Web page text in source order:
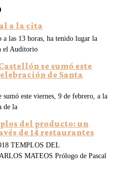
a la cita
a las 13 horas, ha tenido lugar la
el Auditorio
se sumó este
de Santa
este viernes, 9 de febrero, a la
de la
del producto: un
de 14 restaurantes
TEMPLOS DEL
MATEOS Prólogo de Pascal